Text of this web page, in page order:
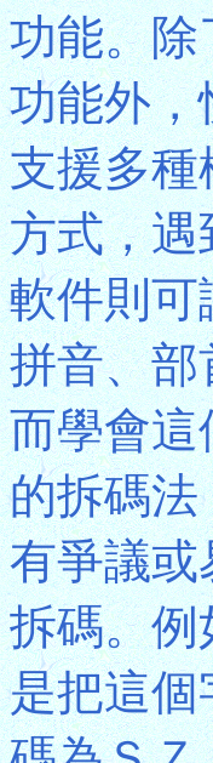
功能。除
功能外，
支援多種
方式，遇
軟件則可
拼音、部
而學會這
的拆碼法
有爭議或
拆碼。例
是把這個